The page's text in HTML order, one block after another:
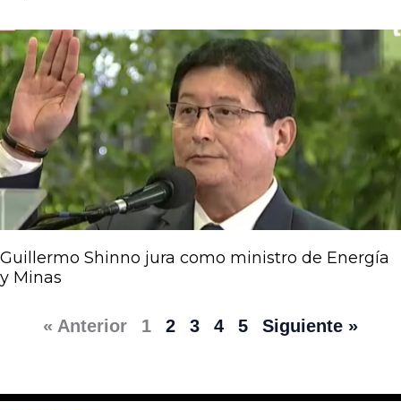
Guillermo Shinno jura como ministro de Energía
y Minas
« Anterior 1 2 3 4 5 Siguiente »